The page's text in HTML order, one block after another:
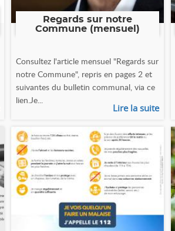
Regards sur notre
Commune (mensuel)
Consultez l'article mensuel "Regards sur
notre Commune", repris en pages 2 et
suivantes du bulletin communal, via ce
lien.Je...
Lire la suite